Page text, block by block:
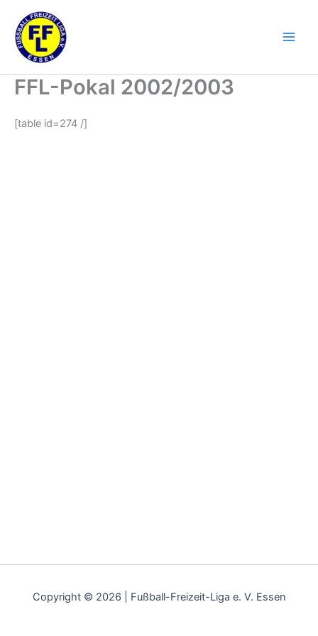
Inhalt
springen
FFL-Pokal 2002/2003
[table id=274 /]
Copyright © 2026 | Fußball-Freizeit-Liga e. V. Essen